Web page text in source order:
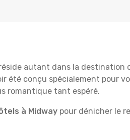
autant dans la destination
été conçu spécialement pour
romantique tant espéré.
à Midway pour dénicher le